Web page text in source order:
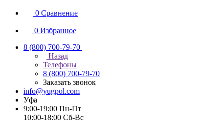
0 Сравнение
0 Избранное
8 (800) 700-79-70
Назад
Телефоны
8 (800) 700-79-70
Заказать звонок
info@yugpol.com
Уфа
9:00-19:00 Пн-Пт
10:00-18:00 Cб-Вс